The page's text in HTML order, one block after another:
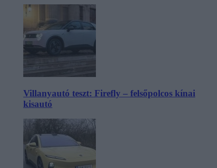
Villanyautó teszt: Firefly – felsőpolcos kínai
kisautó